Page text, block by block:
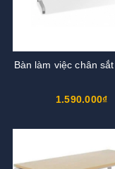
Bàn làm việc chân
1.590.000₫